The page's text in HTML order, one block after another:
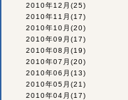
2010年12月 (25)
2010年11月 (17)
2010年10月 (20)
2010年09月 (17)
2010年08月 (19)
2010年07月 (20)
2010年06月 (13)
2010年05月 (21)
2010年04月 (17)